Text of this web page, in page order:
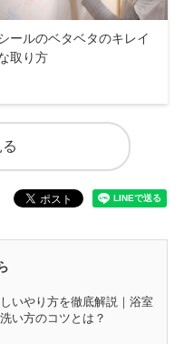
ールのベタベタのキレイ
取り方
いやり方を徹底解説｜浴室
い方のコツとは？